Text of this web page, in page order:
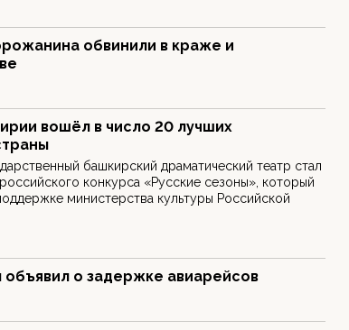
обвинили в краже и
вошёл в число 20 лучших
башкирский драматический театр стал
конкурса «Русские сезоны», который
министерства культуры Российской
о задержке авиарейсов